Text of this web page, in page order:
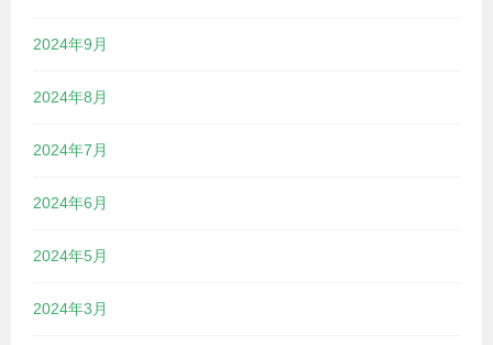
2024年9月
2024年8月
2024年7月
2024年6月
2024年5月
2024年3月